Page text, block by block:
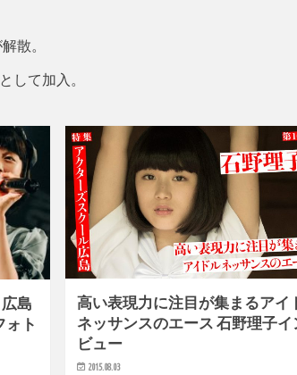
散。
して加入。
島
ォト
高い表現力に注目が集まるアイ
ネッサンスのエース 石野理子イ
ビュー
2015.08.03